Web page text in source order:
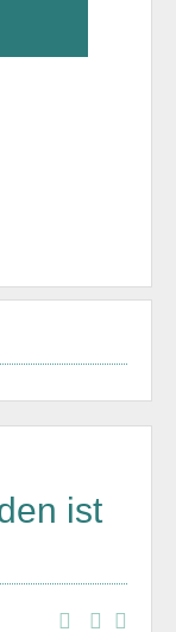
ist